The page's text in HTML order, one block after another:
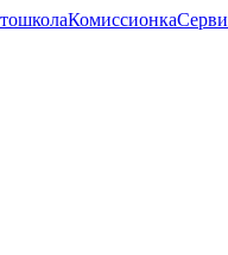
Комиссионка